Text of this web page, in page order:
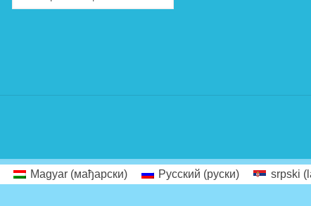
Magyar (мађарски) Русский (руски) srpski